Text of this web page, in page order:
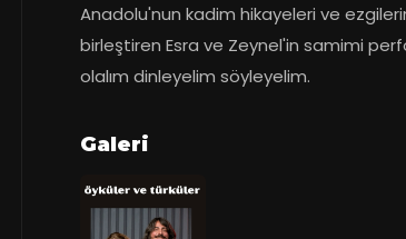
Anadolu'nun kadim hikayeleri ve
birleştiren Esra ve Zeynel'in samimi
olalım dinleyelim söyleyelim.
Galeri